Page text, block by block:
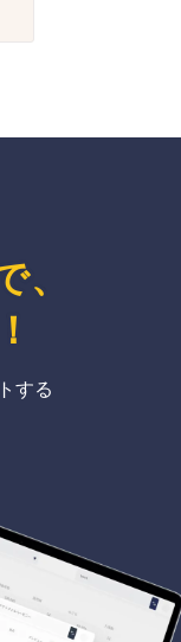
、
！
する